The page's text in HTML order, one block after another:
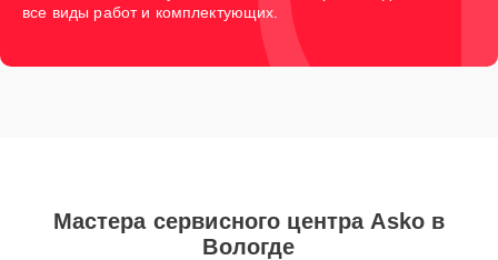
все виды работ и комплектующих.
Мастера сервисного центра Asko в
Вологде